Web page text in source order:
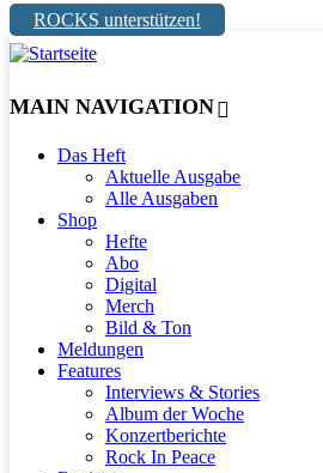
ROCKS unterstützen!
MAIN NAVIGATION
Das Heft
Aktuelle Ausgabe
Alle Ausgaben
Shop
Hefte
Abo
Digital
Merch
Bild & Ton
Meldungen
Features
Interviews & Stories
Album der Woche
Konzertberichte
Rock In Peace